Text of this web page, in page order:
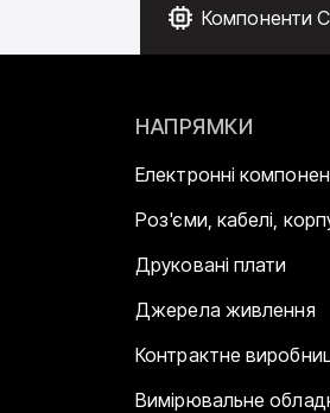
Компоненти
НАПРЯМКИ
Електронні
Роз'єми, кабелі,
Друковані плати
Джерела живлення
Контрактне
Вимірювальне